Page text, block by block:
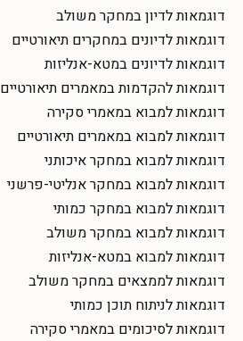
דוגמאות לדיון במחקר משולב
דוגמאות לדיונים במחקרים תיאורטיים
דוגמאות לדיונים במטא-אנליזות
דוגמאות להקדמות במאמרים תיאורטיים
דוגמאות למבוא במאמרי סקירה
דוגמאות למבוא במאמרים תיאורטיים
דוגמאות למבוא במחקר איכותני
דוגמאות למבוא במחקר אנליטי-פרשני
דוגמאות למבוא במחקר כמותי
דוגמאות למבוא במחקר משולב
דוגמאות למבוא במטא-אנליזות
דוגמאות לממצאים במחקר משולב
דוגמאות לניתוח תוכן כמותי
דוגמאות לסיכומים במאמרי סקירה